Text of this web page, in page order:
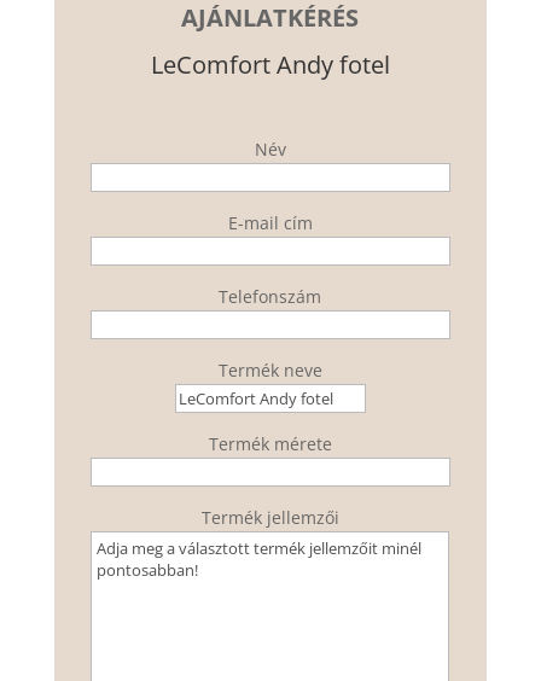
AJÁNLATKÉRÉS
LeComfort Andy fotel
Név
E-mail cím
Telefonszám
Termék neve
Termék mérete
Termék jellemzői